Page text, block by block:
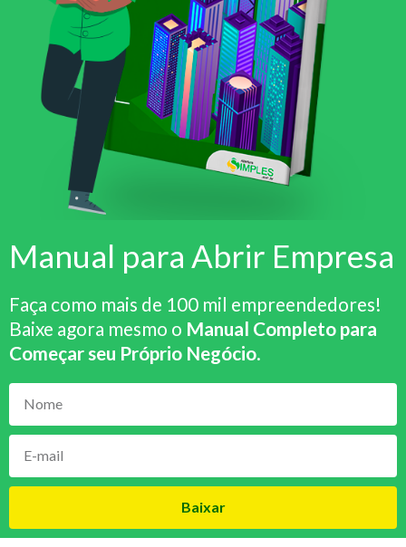
Manual para Abrir Empresa
Faça como mais de 100 mil empreendedores!
Baixe agora mesmo o Manual Completo para
Começar seu Próprio Negócio.
Baixar